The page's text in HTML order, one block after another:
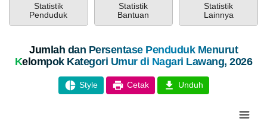
Statistik
Penduduk
Statistik
Bantuan
Statistik
Lainnya
Jumlah dan Persentase Penduduk Menurut
Kelompok Kategori Umur di Nagari Lawang, 2026
Style Cetak Unduh